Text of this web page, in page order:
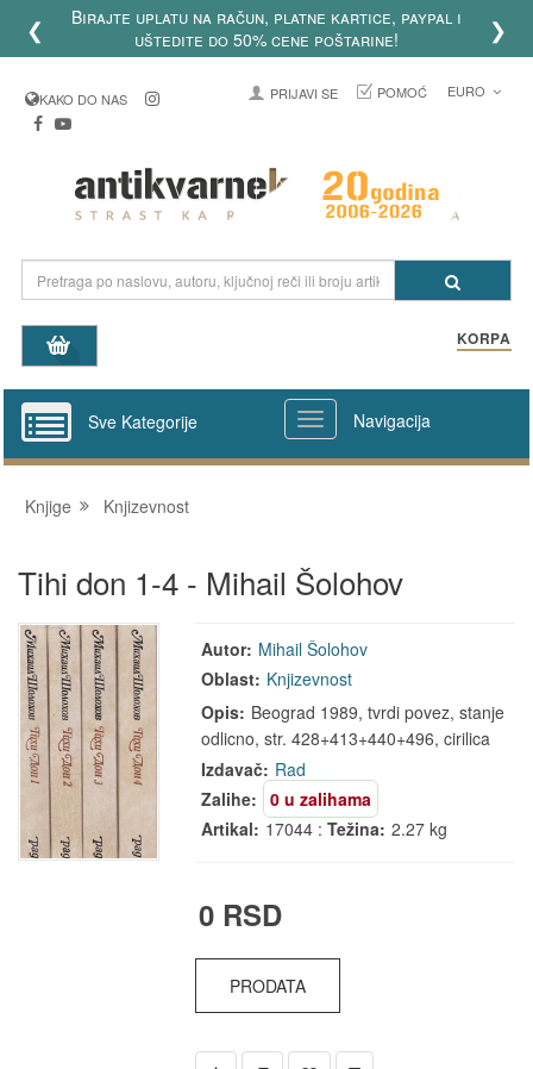
❮
Birajte uplatu na račun, platne kartice, paypal i
uštedite do 50% cene poštarine!
❯
KAKO DO NAS PRIJAVI SE POMOĆ EURO
KORPA
Sve Kategorije Navigacija
Knjige Knjizevnost
Tihi don 1-4 - Mihail Šolohov
Autor: Mihail Šolohov
Oblast: Knjizevnost
Opis: Beograd 1989, tvrdi povez, stanje
odlicno, str. 428+413+440+496, cirilica
Izdavač: Rad
Zalihe:
0 u zalihama
Artikal: 17044 :Težina: 2.27 kg
0 RSD
PRODATA